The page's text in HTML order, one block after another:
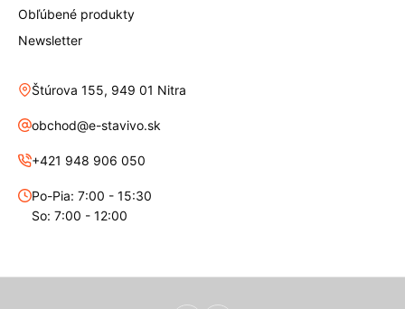
Obľúbené produkty
Newsletter
Štúrova 155, 949 01 Nitra
obchod@e-stavivo.sk
+421 948 906 050
Po-Pia: 7:00 - 15:30
So: 7:00 - 12:00